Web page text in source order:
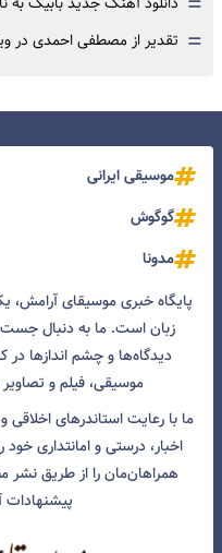
= تقدیر از مصطفی احمدی در
موسیقی ایرانی
گوگوش
مدونا
پایگاه خبری موسیقای آرامش،
زبان است. ما به دنبال
دیدگاه‌ها و چشم انداز‌ها در
موسیقی، فیلم و
ما با رعایت استاندرهای اخلاقی
اخبار، درستی و امانتداری خود
همراهان‌مان را از طریق نشر